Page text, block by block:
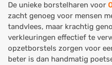
De unieke borstelharen voor
zacht genoeg voor mensen
tandvlees, maar krachtig
verkleuringen effectief te
opzetborstels zorgen voor
beter is dan handmatig